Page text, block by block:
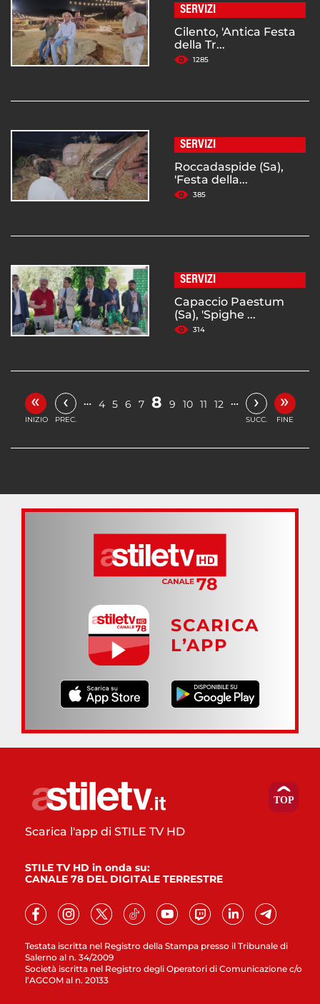
SERVIZI
Cilento, 'Antica Festa
della Tr...
1285
SERVIZI
Roccadaspide (Sa),
'Festa della...
385
SERVIZI
Capaccio Paestum
(Sa), 'Spighe ...
314
«
INIZIO
‹
PREC.
… 4 5 6 7 8 9 10 11 12 … ›
SUCC.
»
FINE
SCARICA
L’APP
Testata iscritta nel Registro della Stampa presso il Tribunale di
Salerno al n. 34/2009
Società iscritta nel Registro degli Operatori di Comunicazione c/o
l’AGCOM al n. 20133
Scarica l'app di STILE TV HD
STILE TV HD in onda su:
CANALE 78 DEL DIGITALE TERRESTRE